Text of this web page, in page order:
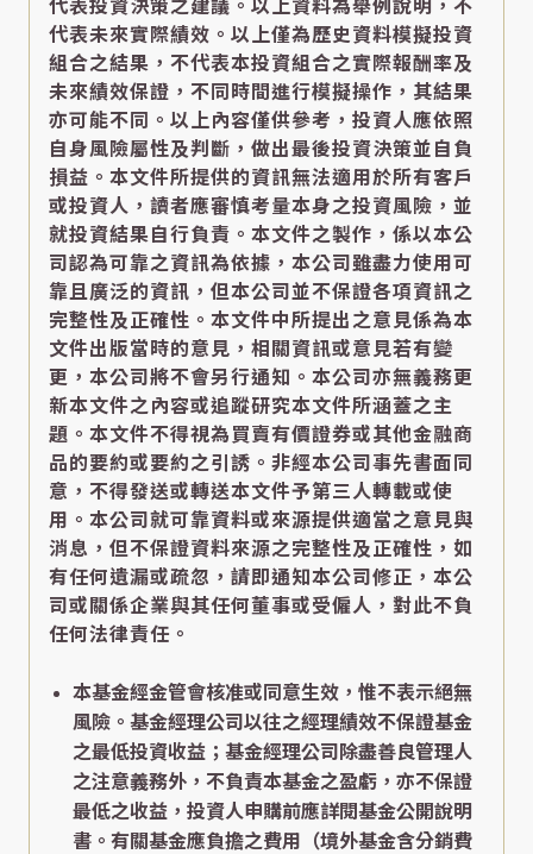
代表投資決策之建議。以上資料為舉例說明，不
代表未來實際績效。以上僅為歷史資料模擬投資
組合之結果，不代表本投資組合之實際報酬率及
未來績效保證，不同時間進行模擬操作，其結果
亦可能不同。以上內容僅供參考，投資人應依照
自身風險屬性及判斷，做出最後投資決策並自負
損益。本文件所提供的資訊無法適用於所有客戶
或投資人，讀者應審慎考量本身之投資風險，並
就投資結果自行負責。本文件之製作，係以本公
司認為可靠之資訊為依據，本公司雖盡力使用可
靠且廣泛的資訊，但本公司並不保證各項資訊之
完整性及正確性。本文件中所提出之意見係為本
文件出版當時的意見，相關資訊或意見若有變
更，本公司將不會另行通知。本公司亦無義務更
新本文件之內容或追蹤研究本文件所涵蓋之主
題。本文件不得視為買賣有價證券或其他金融商
品的要約或要約之引誘。非經本公司事先書面同
意，不得發送或轉送本文件予第三人轉載或使
用。本公司就可靠資料或來源提供適當之意見與
消息，但不保證資料來源之完整性及正確性，如
有任何遺漏或疏忽，請即通知本公司修正，本公
司或關係企業與其任何董事或受僱人，對此不負
任何法律責任。
本基金經金管會核准或同意生效，惟不表示絕無
風險。基金經理公司以往之經理績效不保證基金
之最低投資收益；基金經理公司除盡善良管理人
之注意義務外，不負責本基金之盈虧，亦不保證
最低之收益，投資人申購前應詳閱基金公開說明
書。有關基金應負擔之費用（境外基金含分銷費